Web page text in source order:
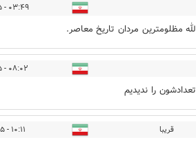
۰۳:۴۹ - ۱۴۰۵/۰۳/۲۵
مظلومترین مردان تاریخ معاصر.
۰۸:۰۲ - ۱۴۰۵/۰۳/۲۵
را ندیدیم
قریبا ۱۰:۱۱ - ۱۴۰۵/۰۳/۲۵